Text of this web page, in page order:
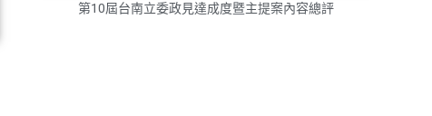
第10屆台南立委政見達成度暨主提案內容總評